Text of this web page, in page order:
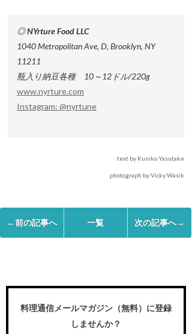
◎ NYrture Food LLC
1040 Metropolitan Ave, D, Brooklyn, NY
11211
瓶入り納豆各種 10～12ドル/220g
www.nyrture.com
Instagram: @nyrtune
text by Kuniko Yasutake
photograph by Vicky Wasik
←前の記事へ 一覧 次の記事へ→
料理通信メールマガジン（無料）に登録
しませんか？